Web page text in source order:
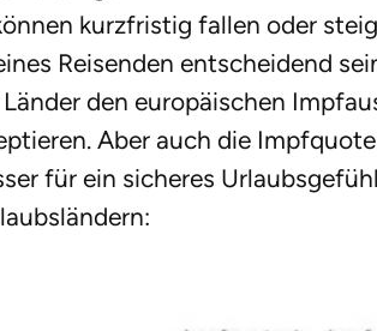
kurzfristig fallen oder
Reisenden entscheidend
den europäischen
Aber auch die
für ein sicheres